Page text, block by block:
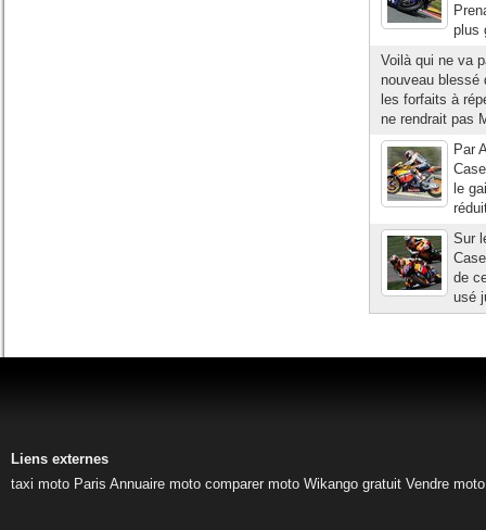
plus
Voilà qui ne va
nouveau blessé
les forfaits à
ne rendrait pas
Par
le
Sur
de
usé
Liens externes
taxi moto Paris Annuaire moto comparer moto Wikango gratuit Vendre moto